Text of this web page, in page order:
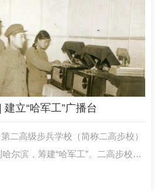
立“哈军工”广播台
二高级步兵学校（简称二高步校）
尔滨，筹建“哈军工”。二高步校有
搬迁。“哈军工”初创急需建立广播